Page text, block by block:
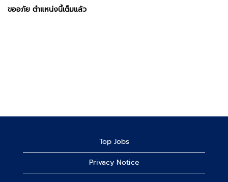
ขออภัย ตำแหน่งนี้เต็มแล้ว
Top Jobs
Privacy Notice